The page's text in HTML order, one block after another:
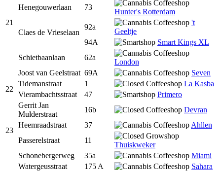
21
Henegouwerlaan
73
Hunter's Rotterdam
Claes de Vrieselaan
92a
't
Geeltje
94A
Smart Kings XL
Schietbaanlaan
62a
London
Joost van Geelstraat 69A
Seven
22
Tidemanstraat 1
La Kasba
Vierambachtsstraat
47 Primero
23
Gerrit Jan
Mulderstraat
16b
Devran
Heemraadstraat
37
Ahllen
Passerelstraat
11
Thuiskweker
Schonebergerweg
35a Miami
Watergeusstraat 175 A
Sahara